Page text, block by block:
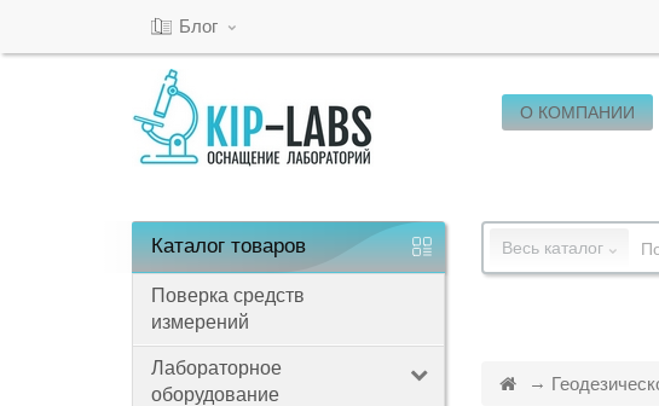
Блог
О КОМПАНИИ
Каталогтоваров
Поверка средств
измерений
Лабораторное
оборудование
Весь каталог